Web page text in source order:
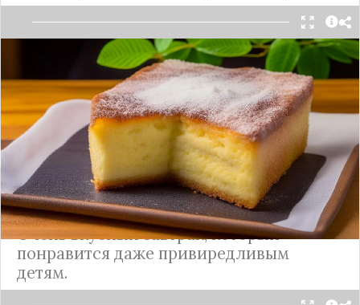
Эта изысканная запеканка на твороге с тонким
ванильным ароматом идеально подойдет для
завтрака.
Подробнее
Чемпионский завтрак: малиновая
овсянка с орехами и медом
Очень вкусный завтрак, который
понравится даже привиредливым
детям.